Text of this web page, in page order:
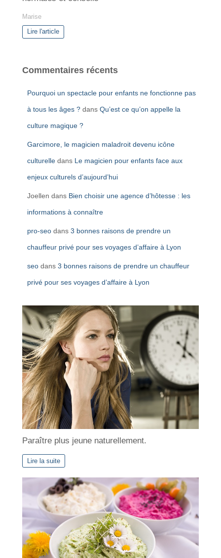
Marise
Lire l'article
Commentaires récents
Pourquoi un spectacle pour enfants ne fonctionne pas
à tous les âges ? dans Qu’est ce qu’on appelle la
culture magique ?
Garcimore, le magicien maladroit devenu icône
culturelle dans Le magicien pour enfants face aux
enjeux culturels d’aujourd’hui
Joellen dans Bien choisir une agence d’hôtesse : les
informations à connaître
pro-seo dans 3 bonnes raisons de prendre un
chauffeur privé pour ses voyages d’affaire à Lyon
seo dans 3 bonnes raisons de prendre un chauffeur
privé pour ses voyages d’affaire à Lyon
Paraître plus jeune naturellement.
Lire la suite